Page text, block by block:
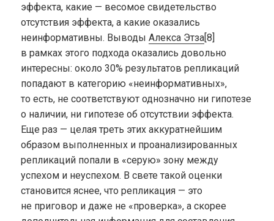
эффекта, какие — весомое свидетельство
отсутствия эффекта, а какие оказались
неинформативны. ВыводыАлекса Этза[8]
в рамках этого подхода оказались довольно
интересны: около 30% результатов репликаций
попадают в категорию «неинформативных»,
то есть, не соответствуют однозначно ни гипотезе
о наличии, ни гипотезе об отсутствии эффекта.
Еще раз — целая треть этих аккуратнейшим
образом выполненных и проанализированных
репликаций попали в «серую» зону между
успехом и неуспехом. В свете такой оценки
становится яснее, что репликация — это
не приговор и даже не «проверка», а скорее